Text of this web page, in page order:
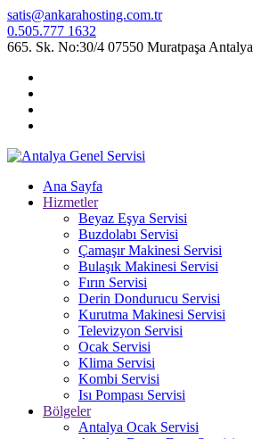
satis@ankarahosting.com.tr
0.505.777 1632
665. Sk. No:30/4 07550 Muratpaşa Antalya
Ana Sayfa
Hizmetler
Beyaz Eşya Servisi
Buzdolabı Servisi
Çamaşır Makinesi Servisi
Bulaşık Makinesi Servisi
Fırın Servisi
Derin Dondurucu Servisi
Kurutma Makinesi Servisi
Televizyon Servisi
Ocak Servisi
Klima Servisi
Kombi Servisi
Isı Pompası Servisi
Bölgeler
Antalya Ocak Servisi